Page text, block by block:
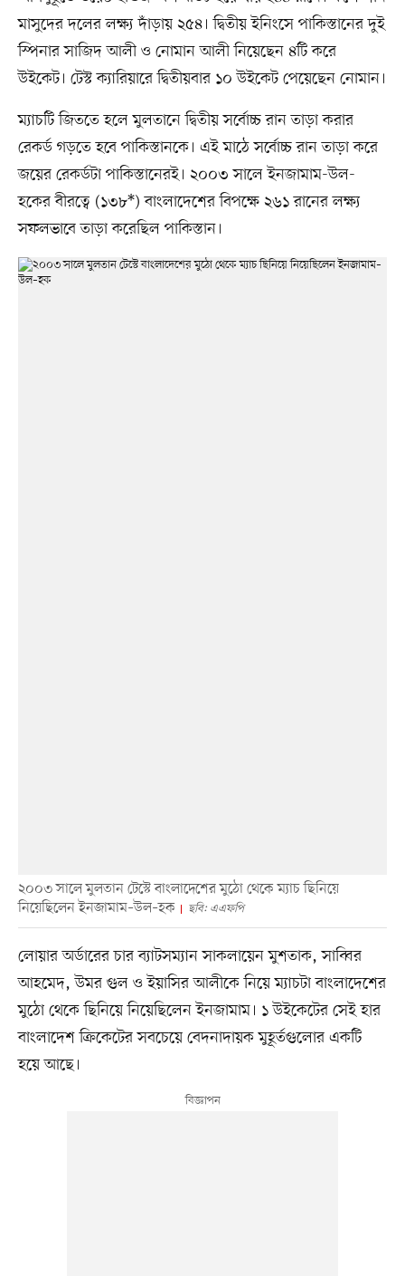
মাসুদের দলের লক্ষ্য দাঁড়ায় ২৫৪। দ্বিতীয় ইনিংসে পাকিস্তানের দুই
স্পিনার সাজিদ আলী ও নোমান আলী নিয়েছেন ৪টি করে
উইকেট। টেস্ট ক্যারিয়ারে দ্বিতীয়বার ১০ উইকেট পেয়েছেন নোমান।
ম্যাচটি জিততে হলে মুলতানে দ্বিতীয় সর্বোচ্চ রান তাড়া করার
রেকর্ড গড়তে হবে পাকিস্তানকে। এই মাঠে সর্বোচ্চ রান তাড়া করে
জয়ের রেকর্ডটা পাকিস্তানেরই। ২০০৩ সালে ইনজামাম-উল-
হকের বীরত্বে (১৩৮*) বাংলাদেশের বিপক্ষে ২৬১ রানের লক্ষ্য
সফলভাবে তাড়া করেছিল পাকিস্তান।
২০০৩ সালে মুলতান টেস্টে বাংলাদেশের মুঠো থেকে ম্যাচ ছিনিয়ে
নিয়েছিলেন ইনজামাম–উল–হক
ছবি: এএফপি
লোয়ার অর্ডারের চার ব্যাটসম্যান সাকলায়েন মুশতাক, সাব্বির
আহমেদ, উমর গুল ও ইয়াসির আলীকে নিয়ে ম্যাচটা বাংলাদেশের
মুঠো থেকে ছিনিয়ে নিয়েছিলেন ইনজামাম। ১ উইকেটের সেই হার
বাংলাদেশ ক্রিকেটের সবচেয়ে বেদনাদায়ক মুহূর্তগুলোর একটি
হয়ে আছে।